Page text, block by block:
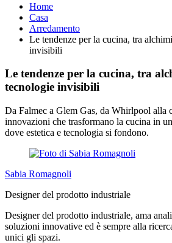
Home
Casa
Arredamento
Le tendenze per la cucina, tra
invisibili
Le tendenze per la cucina, tra
tecnologie invisibili
Da Falmec a Glem Gas, da Whirlpool alla
innovazioni che trasformano la cucina in
dove estetica e tecnologia si fondono.
Sabia Romagnoli
Designer del prodotto industriale
Designer del prodotto industriale, ama
soluzioni innovative ed è sempre alla
unici gli spazi.